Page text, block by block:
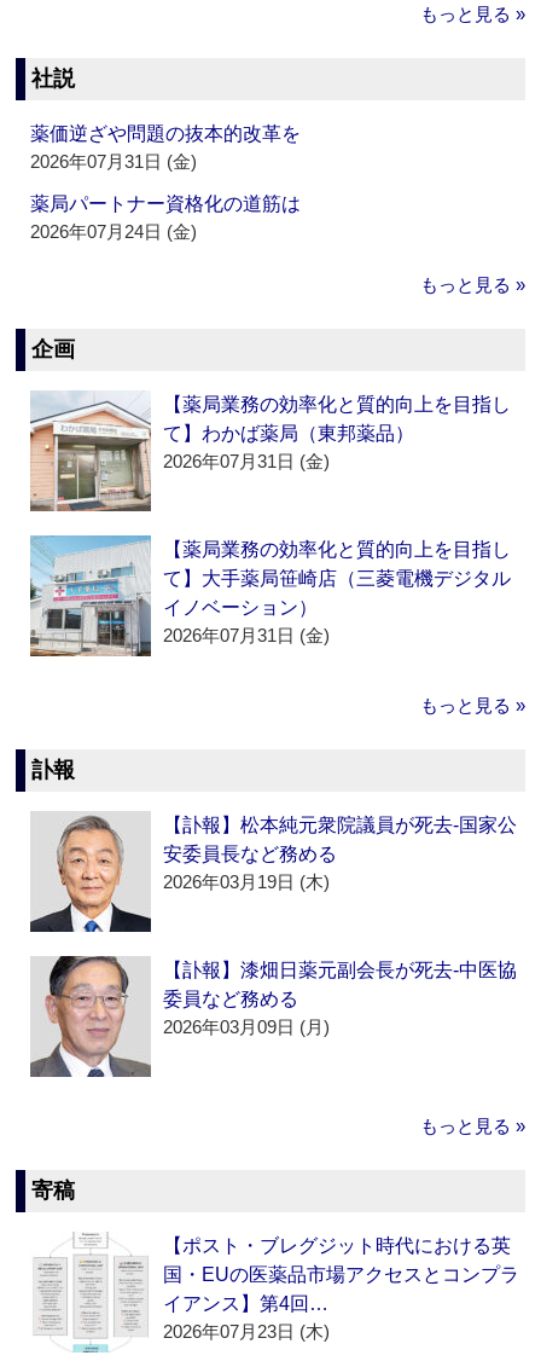
もっと見る »
社説
薬価逆ざや問題の抜本的改革を
2026年07月31日 (金)
薬局パートナー資格化の道筋は
2026年07月24日 (金)
もっと見る »
企画
【薬局業務の効率化と質的向上を目指し
て】わかば薬局（東邦薬品）
2026年07月31日 (金)
【薬局業務の効率化と質的向上を目指し
て】大手薬局笹崎店（三菱電機デジタル
イノベーション）
2026年07月31日 (金)
もっと見る »
訃報
【訃報】松本純元衆院議員が死去‐国家公
安委員長など務める
2026年03月19日 (木)
【訃報】漆畑日薬元副会長が死去‐中医協
委員など務める
2026年03月09日 (月)
もっと見る »
寄稿
【ポスト・ブレグジット時代における英
国・EUの医薬品市場アクセスとコンプラ
イアンス】第4回…
2026年07月23日 (木)